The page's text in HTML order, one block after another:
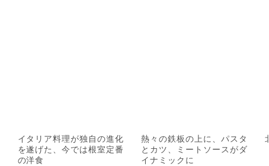
イタリア料理が独自の進化
を遂げた、今では根室定番
の洋食
熱々の鉄板の上に、パスタ
とカツ、ミートソースがダ
イナミックに